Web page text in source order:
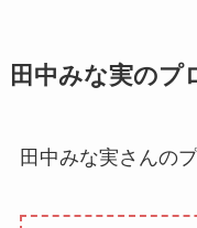
田中みな実のプ
田中みな実さんの